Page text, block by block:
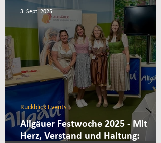
Allgäuer Festwoche 2025 - Mit
Herz, Verstand und Haltung:
Rückblick Events
3. Sept. 2025